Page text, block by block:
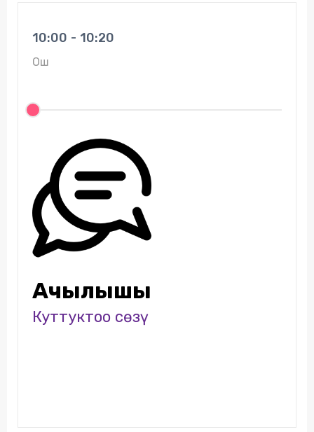
10:00 - 10:20
Ош
Ачылышы
Куттуктоо сөзү